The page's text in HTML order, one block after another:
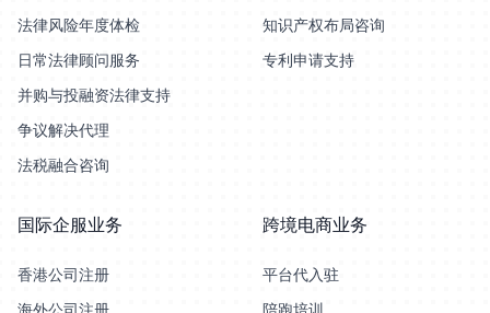
法律风险年度体检
日常法律顾问服务
并购与投融资法律支持
争议解决代理
法税融合咨询
知识产权布局咨询
专利申请支持
国际企服业务
香港公司注册
海外公司注册
跨境电商业务
平台代入驻
陪跑培训